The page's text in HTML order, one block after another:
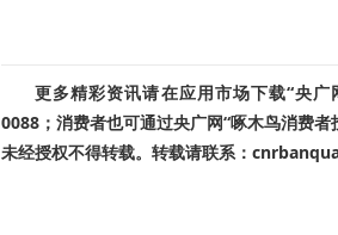
更多精彩资讯请在应用市场下载“央
0088；消费者也可通过央广网“啄木鸟消费
未经授权不得转载。转载请联系：